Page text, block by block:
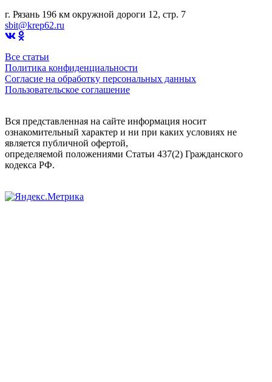
г. Рязань 196 км окружной дороги 12, стр. 7
sbit@krep62.ru
Все статьи
Политика конфиденциальности
Согласие на обработку персональных данных
Пользовательское соглашение
Вся представленная на сайте информация носит
ознакомительный характер и ни при каких условиях не
является публичной офертой,
определяемой положениями Статьи 437(2) Гражданского
кодекса РФ.